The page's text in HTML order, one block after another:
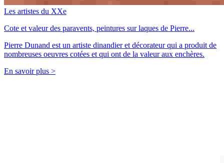
Les artistes du XXe
Cote et valeur des paravents, peintures sur laques de Pierre...
Pierre Dunand est un artiste dinandier et décorateur qui a produit de
nombreuses oeuvres cotées et qui ont de la valeur aux enchères.
En savoir plus >